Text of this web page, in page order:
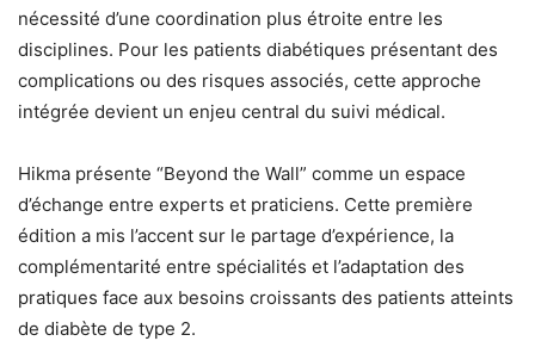
nécessité d’une coordination plus étroite entre les
disciplines. Pour les patients diabétiques présentant des
complications ou des risques associés, cette approche
intégrée devient un enjeu central du suivi médical.
Hikma présente “Beyond the Wall” comme un espace
d’échange entre experts et praticiens. Cette première
édition a mis l’accent sur le partage d’expérience, la
complémentarité entre spécialités et l’adaptation des
pratiques face aux besoins croissants des patients atteints
de diabète de type 2.